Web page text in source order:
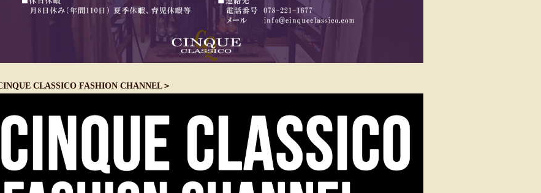
CLASSICO FASHION CHANNEL＞